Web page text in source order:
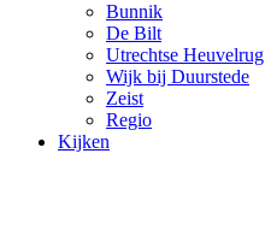
Bunnik
De Bilt
Utrechtse Heuvelrug
Wijk bij Duurstede
Zeist
Regio
Kijken